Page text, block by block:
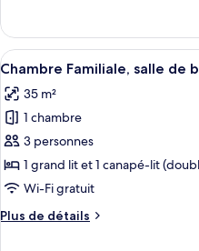
chambre :
Chambre
Deluxe,
1
très
grand
lit
le
type
de
Chambre
Deluxe,
très
grand
lit
Afficher
toutes
les
photos
pour
ce
type
chambre :
6
Chambre Familiale, salle de
35 m²
1 chambre
3 personnes
1 grand lit et 1 canapé-lit
Wi-Fi gratuit
Plus de détails
Plus